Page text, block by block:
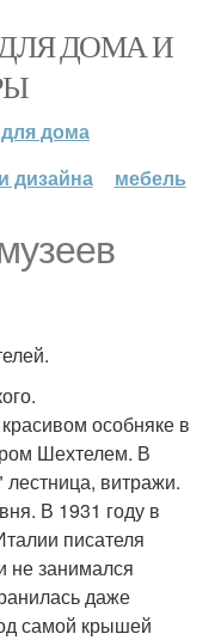
ДЛЯ ДОМА И
дома
дизайна мебель
особняке в
Шехтелем. В
витражи.
В 1931 году в
писателя
не занимался
даже
самой крышей